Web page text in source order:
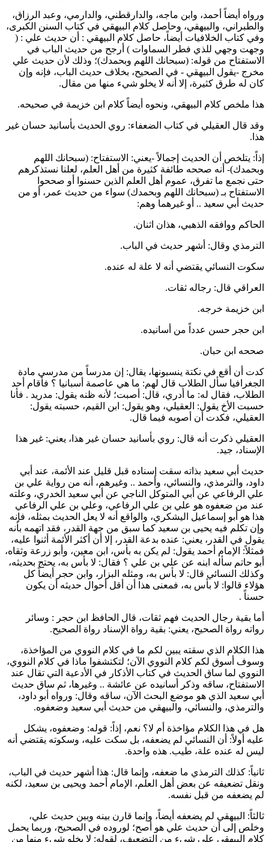
ورواه أيضاً أحمد، و ابن ماجه، و الدارقطني، و الدارمي، وعبد الرزاق،
و الطبراني، و البيهقي، وحاصل كلام البيهقي في كتاب السنن الكبرى،
وفي كتاب الخلافيات أيضاً، حاصل كلام البيهقي : أن حديث علي : (
وجهت وجهي للذي فطر السماوات ) أرجح من حديث الباب في
الاستفتاح من قوله: (سبحانك اللهم وبحمدك)؛ وذلك لأن حديث علي
مخرج -يقول البيهقي - في الصحيح، بخلاف حديث الباب، فإنه وإن
كان له طرق كثيرة، إلا أنه لا يخلو شيء منها من مقال.
هذا ملخص كلام البيهقي، ونحوه أيضاً كلام ابن خزيمة في صحيحه.
وقد قال العقيلي في كتاب الضعفاء: روي الحديث بأسانيد حسان غير
هذا.
إذاً: يتلخص أن الحديث إجمالاً -يعني: الاستفتاح: (سبحانك اللهم
وبحمدك)- أنه صححه طائفة كثيرة من أهل العلم، لعلنا نستذكرهم
حتى نجمع ما تفرق، عموم أهل العلم الذين حسنوا أو صححوا
الاستفتاح بـ (سبحانك اللهم وبحمدك) سواء من حديث عمر ، أو من
حديث أبي سعيد .. أو غيرهما وهم:
الحاكم ووافقه الذهبي، هذان اثنان.
الترمذي وقال: أشهر حديث في الباب.
سكوت النسائي يقتضي أنه لا علة له عنده.
العراقي قال: رجاله ثقات.
ابن خزيمة خرجه.
ابن حجر حسن عدداً من أسانيده.
صححه ابن حبان.
كدت أن أقع في نكتة ينسبونها، يقال: إن مدرساً من مدرسي مادة
الجغرافيا سأل الطلاب قال لهم: ما هي عاصمة أسبانيا ؟ فأقام أحد
الطلاب، فقال له: ما أدري، قال: أصبت؛ لأنه ظنه يقول: مدريد . فأنا
حسبت الأخ يقول: العقيلي، وهو يقول: ابن القيم، حسبته يقول:
العقيلي، فكدت أن أصوبه فيما قال.
العقيلي ذكرت أنه قال: روي بأسانيد حسان غير هذا، يعني: غير هذا
الإسناد، جيد.
حديث أبي سعيد بذاته سقت إسناده قبل قليل عند الأئمة، عند أبي
داود، و الترمذي، و النسائي، و أحمد .. وغيرهم، أنه من رواية علي بن
علي الرفاعي عن أبي المتوكل الناجي عن أبي سعيد الخدري، وعلته
عند من ضعفوه هو علي بن علي الرفاعي، وعلي بن علي الرفاعي
هذا هو أبو إسماعيل اليشكري، والواقع أنه لا يعل الحديث بمثله، فإنه
وإن تكلم فيه يحيى بن سعيد كما سبق من جهة القدر، فقد اتهمه بأنه
يقول في القدر، يعني: عنده بدعة القدر، إلا أن أكثر الأئمة أثنوا عليه،
فمثلاً: الإمام أحمد يقول: لم يكن به بأس، ابن معين، و أبو زرعة وثقاه،
أبو حاتم سأله ابنه عن علي بن علي ؟ فقال: لا بأس به، يحتج بحديثه،
وكذلك النسائي قال: لا بأس به، ومثله البزار ، و ابن حجر
أيضاً كل
هؤلاء قالوا: لا بأس به، فمعنى هذا أن أقل أحوال حديثه أن يكون
حسناً .
أما بقية رجال الحديث فهم ثقات، قال الحافظ ابن حجر : وسائر
رواته رواة الصحيح، يعني: بقية رواة الإسناد رواة الصحيح.
هذا الكلام الذي سقته يبين لكم ما في كلام النووي من المؤاخذة،
وسوف أسوق لكم كلام النووي الآن؛ لتكتشفوا ماذا في كلام النووي،
النووي لما ساق الحديث في كتاب الأذكار في الأدعية التي تقال عند
الاستفتاح، ساقه وذكر أسانيده عن عائشة .. وغيرها، ثم ساق حديث
أبي سعيد الذي هو موضع البحث الآن، ساقه وقال: ورواه أبو داود،
و الترمذي، و النسائي، و البيهقي من حديث أبي سعيد وضعفوه.
هل في هذا الكلام مؤاخذة أم لا؟ نعم، إذاً: قوله: وضعفوه، يشكل
عليه أولاً: أن النسائي لم يضعفه، بل سكت عليه، وسكوته يقتضي أنه
ليس له عنده علة، طيب. هذه واحدة.
ثانياً: كذلك الترمذي ما ضعفه، وإنما قال: هذا أشهر حديث في الباب،
ونقل تضعيفه عن بعض أهل العلم، الإمام أحمد ويحيى بن سعيد، لكنه
لم يضعفه من قبل نفسه.
ثالثاً: البيهقي لم يضعفه أيضاً، وإنما قارن بينه وبين حديث علي،
وخلص إلى أن حديث علي هو أصح؛ لوروده في الصحيح، وربما يحمل
كلام البيهقي على شيء من التضعيف، لقوله: لا يخلو شيء منها من